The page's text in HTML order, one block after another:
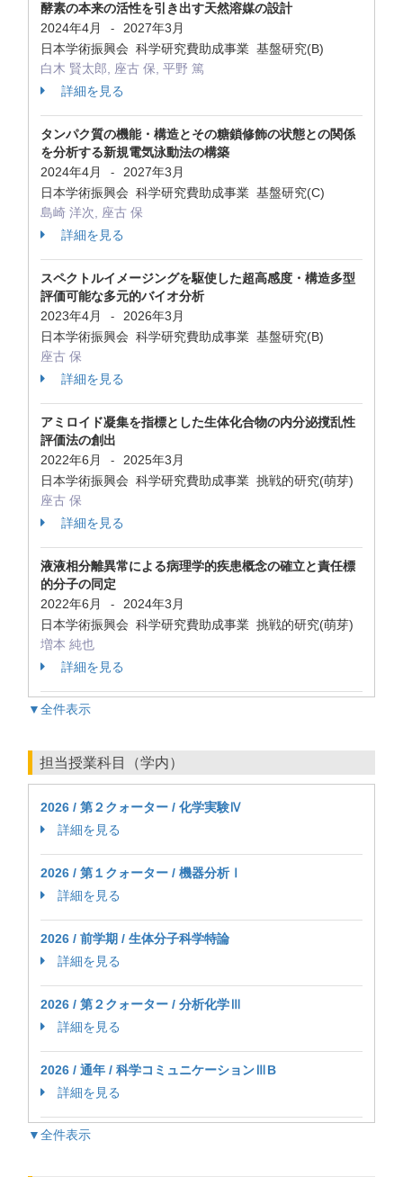
酵素の本来の活性を引き出す天然溶媒の設計
2024年4月
-
2027年3月
日本学術振興会 科学研究費助成事業 基盤研究(B)
白木 賢太郎, 座古 保, 平野 篤
詳細を見る
タンパク質の機能・構造とその糖鎖修飾の状態との関係
を分析する新規電気泳動法の構築
2024年4月
-
2027年3月
日本学術振興会 科学研究費助成事業 基盤研究(C)
島崎 洋次, 座古 保
詳細を見る
スペクトルイメージングを駆使した超高感度・構造多型
評価可能な多元的バイオ分析
2023年4月
-
2026年3月
日本学術振興会 科学研究費助成事業 基盤研究(B)
座古 保
詳細を見る
アミロイド凝集を指標とした生体化合物の内分泌撹乱性
評価法の創出
2022年6月
-
2025年3月
日本学術振興会 科学研究費助成事業 挑戦的研究(萌芽)
座古 保
詳細を見る
液液相分離異常による病理学的疾患概念の確立と責任標
的分子の同定
2022年6月
-
2024年3月
日本学術振興会 科学研究費助成事業 挑戦的研究(萌芽)
増本 純也
詳細を見る
▼全件表示
担当授業科目（学内）
2026 / 第２クォーター / 化学実験Ⅳ
詳細を見る
2026 / 第１クォーター / 機器分析Ⅰ
詳細を見る
2026 / 前学期 / 生体分子科学特論
詳細を見る
2026 / 第２クォーター / 分析化学Ⅲ
詳細を見る
2026 / 通年 / 科学コミュニケーションⅢB
詳細を見る
▼全件表示